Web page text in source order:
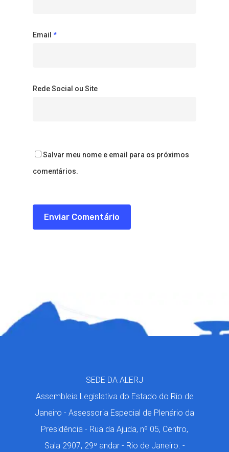
Email *
Rede Social ou Site
Salvar meu nome e email para os próximos
comentários.
SEDE DA ALERJ
Assembleia Legislativa do Estado do Rio de
Janeiro - Assessoria Especial de Plenário da
Presidência - Rua da Ajuda, nº 05, Centro,
Sala 2907, 29º andar - Rio de Janeiro. -